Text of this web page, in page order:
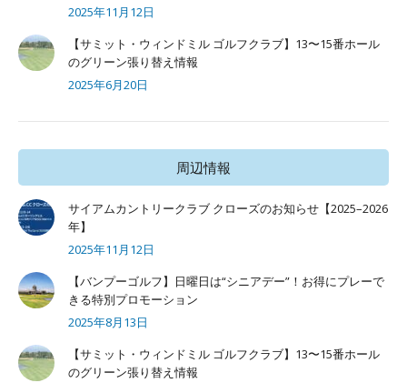
2025年11月12日
【サミット・ウィンドミル ゴルフクラブ】13〜15番ホール
のグリーン張り替え情報
2025年6月20日
周辺情報
サイアムカントリークラブ クローズのお知らせ【2025–2026
年】
2025年11月12日
【バンプーゴルフ】日曜日は“シニアデー”！お得にプレーで
きる特別プロモーション
2025年8月13日
【サミット・ウィンドミル ゴルフクラブ】13〜15番ホール
のグリーン張り替え情報